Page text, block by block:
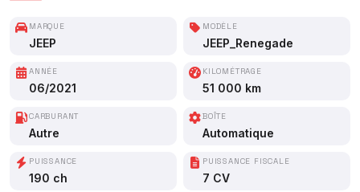
MARQUE
JEEP
MODÈLE
JEEP_Renegade
ANNÉE
06/2021
KILOMÉTRAGE
51 000 km
CARBURANT
Autre
BOÎTE
Automatique
PUISSANCE
190 ch
PUISSANCE FISCALE
7 CV